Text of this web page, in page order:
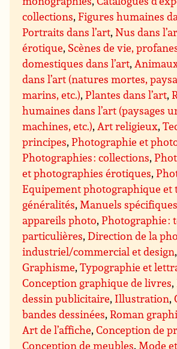
collections,Figures humaines
Portraits dans l’art,Nus dans
érotique, Scènes de vie,
domestiques dans l’art,
dans l’art (natures mortes,
marins, etc.),Plantes dans l’art,
humaines dans l’art (paysages
machines, etc.),Art religieux,
principes,Photographie et
Photographies : collections,
et photographies érotiques,
Equipement photographique et
généralités,Manuels
appareils photo,Photographie :
particulières,Direction de la
industriel/commercial et design
Graphisme,Typographie et
Conception graphique de livres,
dessin publicitaire, Illustration,
bandes dessinées,Roman
Art de l’affiche,Conception de
Conception de meubles,Mode